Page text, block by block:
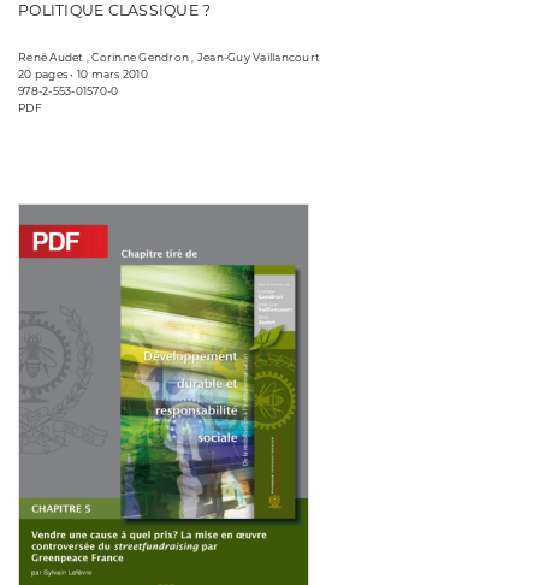
POLITIQUE CLASSIQUE ?
René Audet , Corinne Gendron , Jean-Guy Vaillancourt
20 pages • 10 mars 2010
978-2-553-01570-0
PDF